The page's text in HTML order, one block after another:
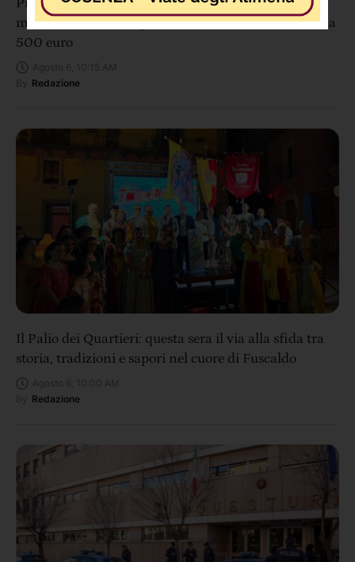
Praia a Mare, ordinanza anti baby vandali: stop ai
minori di 14 anni in giro di notte da soli, multe fino a
500 euro
Redazione
Il Palio dei Quartieri: questa sera il via alla sfida tra
storia, tradizioni e sapori nel cuore di Fuscaldo
Redazione